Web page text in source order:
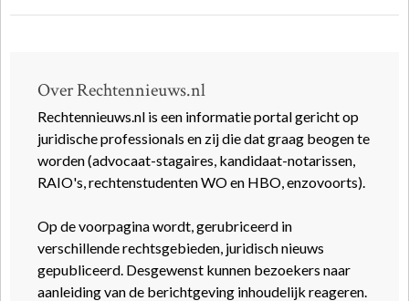
Over Rechtennieuws.nl
Rechtennieuws.nl is een informatie portal gericht op
juridische professionals en zij die dat graag beogen te
worden (advocaat-stagaires, kandidaat-notarissen,
RAIO's, rechtenstudenten WO en HBO, enzovoorts).
Op de voorpagina wordt, gerubriceerd in
verschillende rechtsgebieden, juridisch nieuws
gepubliceerd. Desgewenst kunnen bezoekers naar
aanleiding van de berichtgeving inhoudelijk reageren.